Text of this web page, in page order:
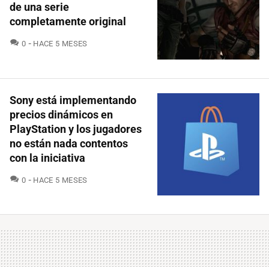
de una serie
completamente original
0 COMENTARIOS
HACE 5 MESES
Sony está implementando
precios dinámicos en
PlayStation y los jugadores
no están nada contentos
con la iniciativa
0 COMENTARIOS
HACE 5 MESES